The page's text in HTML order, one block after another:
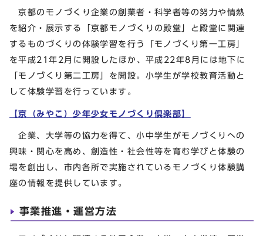
京都のモノづくり企業の創業者・科学者等の努力や情熱
を紹介・展示する「京都モノづくりの殿堂」と殿堂に関連
するものづくりの体験学習を行う「モノづくり第一工房」
を平成21年2月に開設したほか、平成22年8月には地下に
「モノづくり第二工房」を開設。小学生が学校教育活動と
して体験学習を行っています。
【京（みやこ）少年少女モノづくり倶楽部】
企業、大学等の協力を得て、小中学生がモノづくりへの
興味・関心を高め、創造性・社会性等を育む学びと体験の
場を創出し、市内各所で実施されているモノづくり体験講
座の情報を提供しています。
事業推進・運営方法